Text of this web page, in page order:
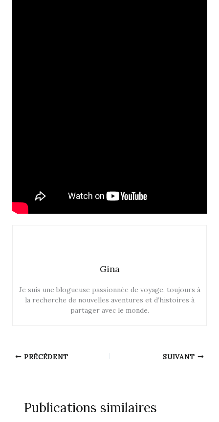
Gina
Je suis une blogueuse passionnée de voyage, toujours à
la recherche de nouvelles aventures et d’histoires à
partager avec le monde.
PRÉCÉDENT SUIVANT
Publications similaires